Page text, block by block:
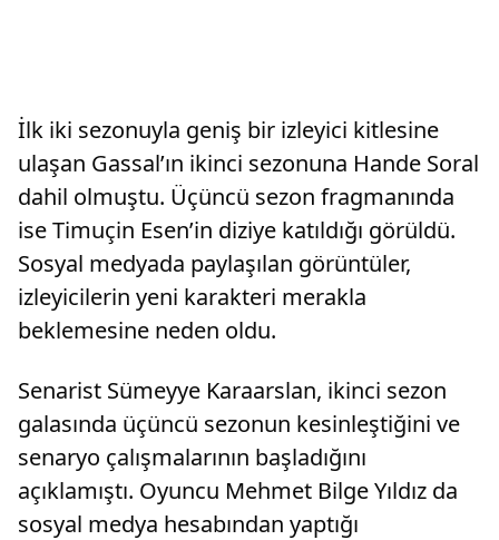
İlk iki sezonuyla geniş bir izleyici kitlesine
ulaşan Gassal’ın ikinci sezonuna Hande Soral
dahil olmuştu. Üçüncü sezon fragmanında
ise Timuçin Esen’in diziye katıldığı görüldü.
Sosyal medyada paylaşılan görüntüler,
izleyicilerin yeni karakteri merakla
beklemesine neden oldu.
Senarist Sümeyye Karaarslan, ikinci sezon
galasında üçüncü sezonun kesinleştiğini ve
senaryo çalışmalarının başladığını
açıklamıştı. Oyuncu Mehmet Bilge Yıldız da
sosyal medya hesabından yaptığı